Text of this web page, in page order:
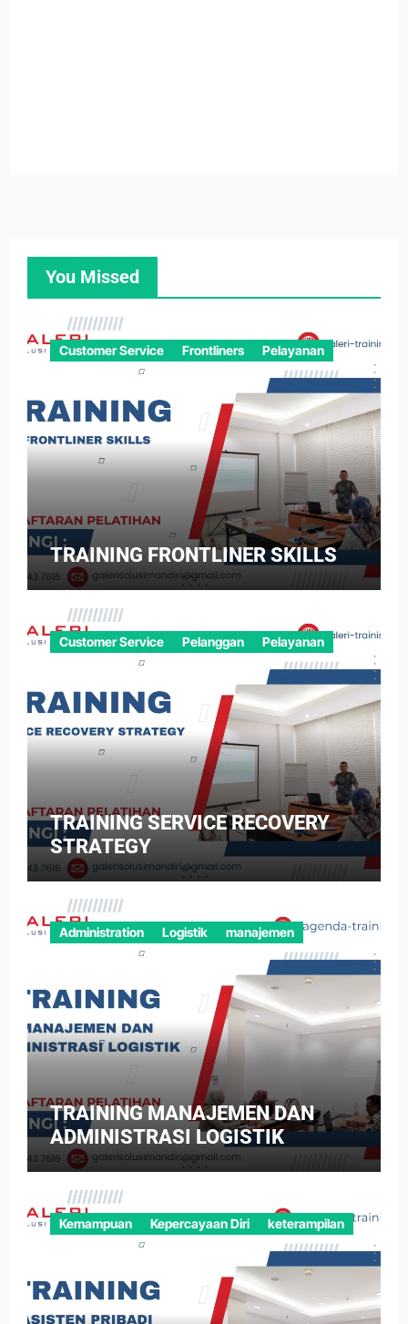
You Missed
Customer Service Frontliners Pelayanan
TRAINING FRONTLINER SKILLS
Customer Service Pelanggan Pelayanan
TRAINING SERVICE RECOVERY
STRATEGY
Administration Logistik manajemen
TRAINING MANAJEMEN DAN
ADMINISTRASI LOGISTIK
Kemampuan Kepercayaan Diri keterampilan